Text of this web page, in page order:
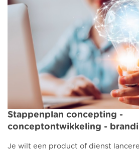
Stappenplan concepting -
conceptontwikkeling -
Je wilt een product of dienst